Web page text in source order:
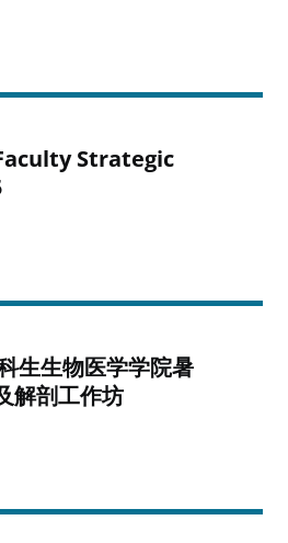
Strategic
生生物医学学院暑
解剖工作坊